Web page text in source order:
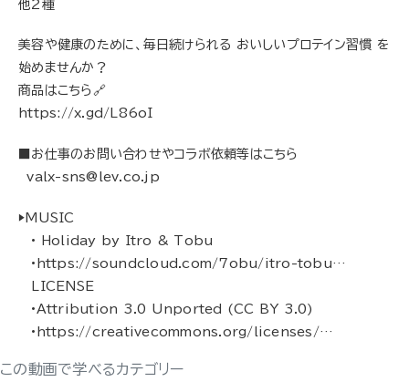
他2種
美容や健康のために、毎日続けられる おいしいプロテイン習慣 を
始めませんか？
商品はこちら🔗
https://x.gd/L86oI
■お仕事のお問い合わせやコラボ依頼等はこちら
valx-sns@lev.co.jp
▶︎MUSIC
• Holiday by Itro & Tobu
•https://soundcloud.com/7obu/itro-tobu…
LICENSE
•Attribution 3.0 Unported (CC BY 3.0)
•https://creativecommons.org/licenses/…
この動画で学べるカテゴリー